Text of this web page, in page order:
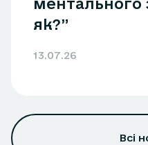
ментального
як?”
13.07.26
Всі